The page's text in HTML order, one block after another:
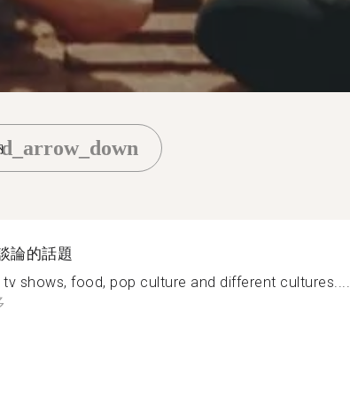
論的話題
tv shows, food, pop culture and different cultures....